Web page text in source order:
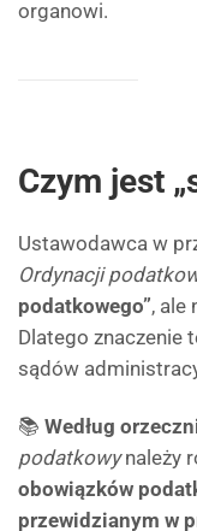
organowi.
Czym jest
Ustawodawca w
Ordynacji
podatkowego”, ale
Dlatego znaczenie
sądów
📚 Według
podatkowynależy
obowiązków
przewidzianym w